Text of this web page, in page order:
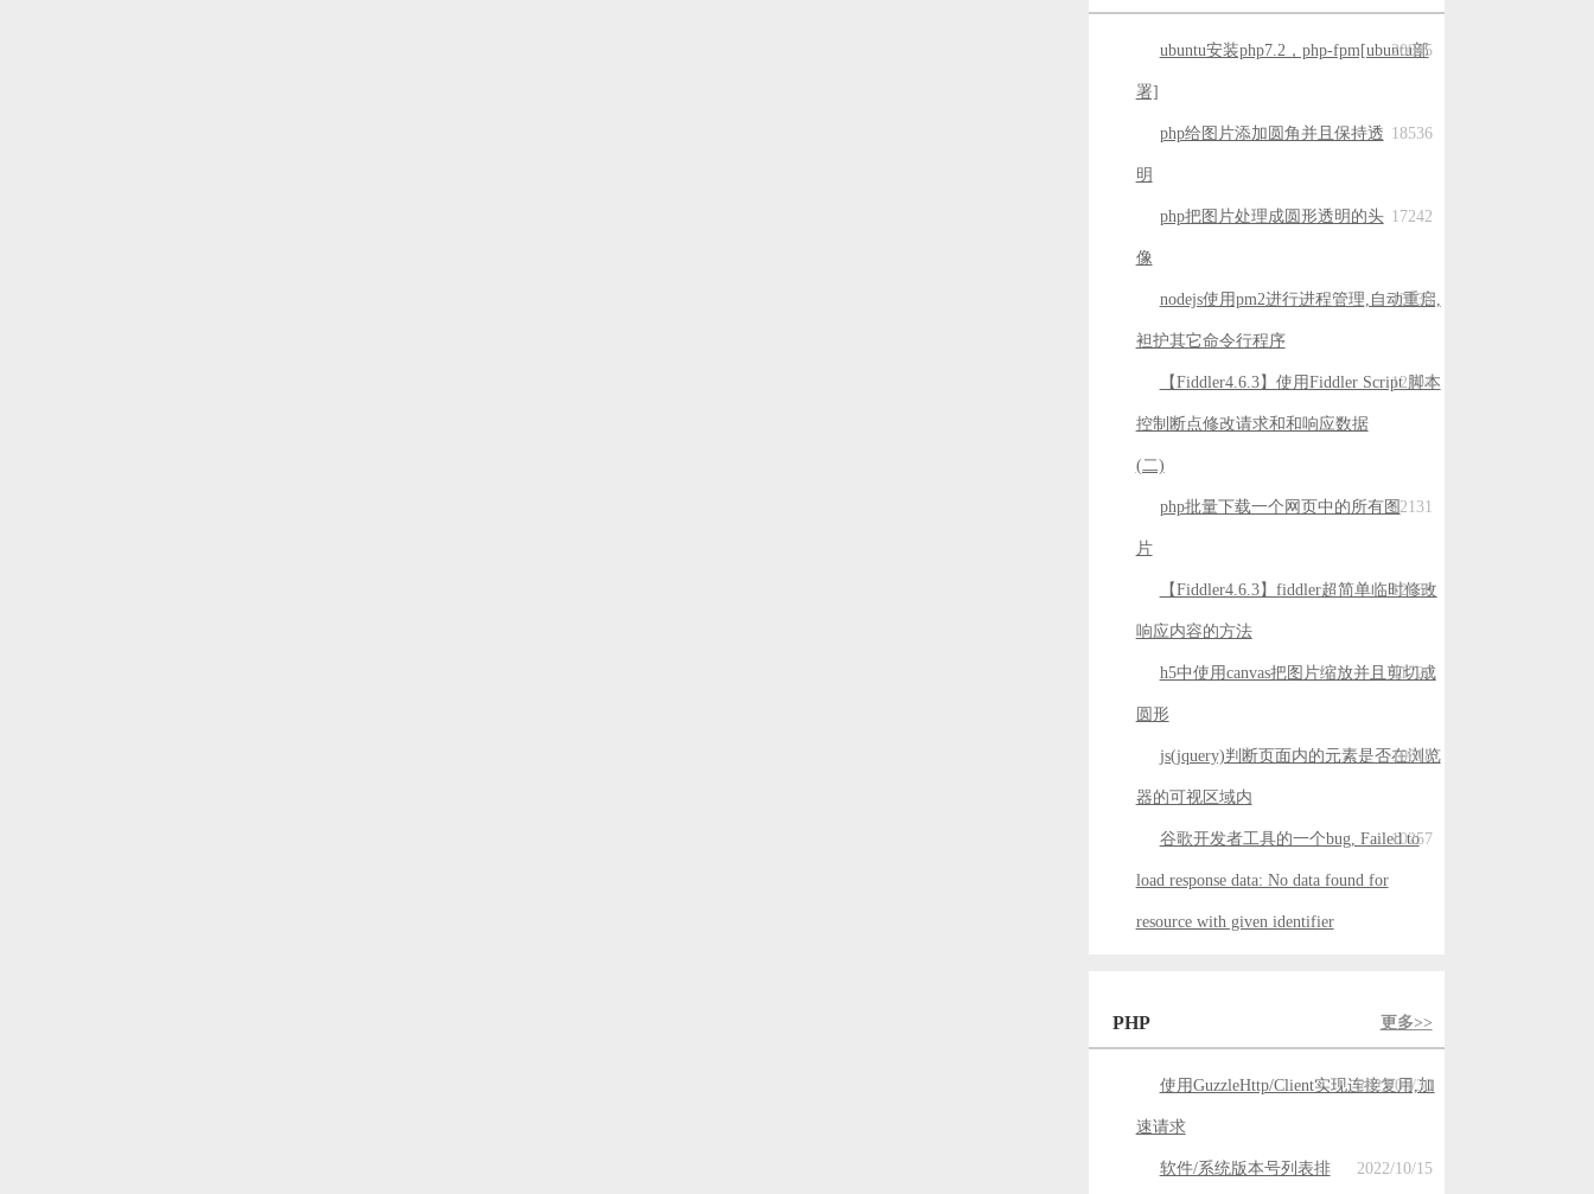
ubuntu安装php7.2，php-fpm[ubuntu部
署]
20045
php给图片添加圆角并且保持透
明
18536
php把图片处理成圆形透明的头
像
17242
nodejs使用pm2进行进程管理,自动重启,
袒护其它命令行程序
13538
【Fiddler4.6.3】使用Fiddler Script 脚本
控制断点修改请求和和响应数据
(二)
12194
php批量下载一个网页中的所有图
片
12131
【Fiddler4.6.3】fiddler超简单临时修改
响应内容的方法
12030
h5中使用canvas把图片缩放并且剪切成
圆形
11720
js(jquery)判断页面内的元素是否在浏览
器的可视区域内
10618
谷歌开发者工具的一个bug, Failed to
load response data: No data found for
resource with given identifier
10257
PHP 更多>>
使用GuzzleHttp/Client实现连接复用,加
速请求
2023/05/30
软件/系统版本号列表排 2022/10/15